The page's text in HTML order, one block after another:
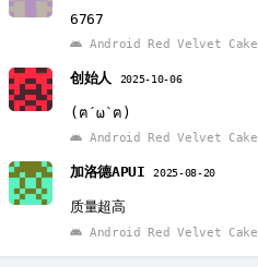
6767
Android Red Velvet Cake
创始人 2025-10-06
(ฅ´ω`ฅ)
Android Red Velvet Cake
加洛德APUI 2025-08-20
质量超高
Android Red Velvet Cake